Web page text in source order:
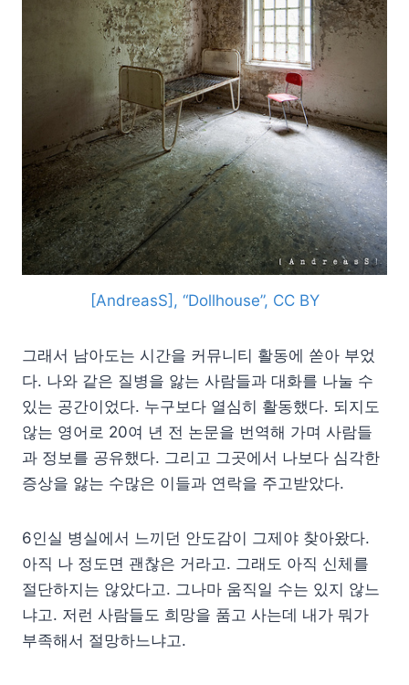
[AndreasS], “Dollhouse”, CC BY
그래서 남아도는 시간을 커뮤니티 활동에 쏟아 부었
다. 나와 같은 질병을 앓는 사람들과 대화를 나눌 수
있는 공간이었다. 누구보다 열심히 활동했다. 되지도
않는 영어로 20여 년 전 논문을 번역해 가며 사람들
과 정보를 공유했다. 그리고 그곳에서 나보다 심각한
증상을 앓는 수많은 이들과 연락을 주고받았다.
6인실 병실에서 느끼던 안도감이 그제야 찾아왔다.
아직 나 정도면 괜찮은 거라고. 그래도 아직 신체를
절단하지는 않았다고. 그나마 움직일 수는 있지 않느
냐고. 저런 사람들도 희망을 품고 사는데 내가 뭐가
부족해서 절망하느냐고.